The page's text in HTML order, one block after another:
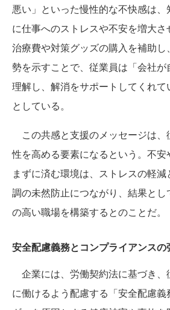
悪い」といった慢性的な不快感は、
に仕事へのストレスや不安を増大
治療費や対策グッズの購入を補助
勢を示すことで、従業員は「会社
理解し、解消をサポートしてくれて
としている。
この共感と支援のメッセージは、
性を高める要素になるという。不
まずに済む環境は、ストレスの軽
調の未然防止につながり、結果とし
の高い職場を構築するとのことだ。
安全配慮義務とコンプライアンスの
企業には、労働契約法に基づき、
に働けるよう配慮する「安全配慮